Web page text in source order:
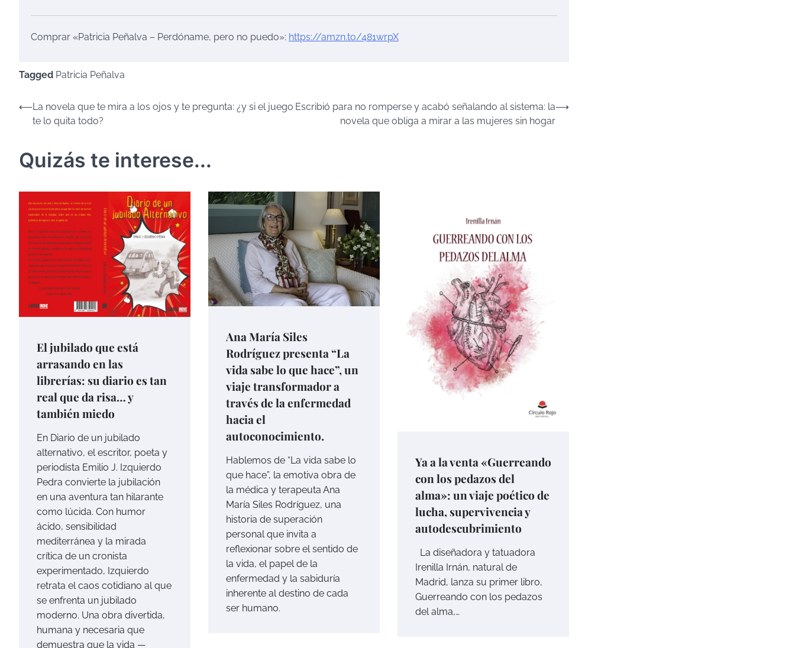
Comprar «Patricia Peñalva – Perdóname, pero no puedo»: https://amzn.to/481wrpX
Tagged Patricia Peñalva
Navegación
⟵La novela que te mira a los ojos y te pregunta: ¿y si el juego
te lo quita todo?
Escribió para no romperse y acabó señalando al sistema: la
novela que obliga a mirar a las mujeres sin hogar
⟶
Quizás te interese...
El jubilado que está
arrasando en las
librerías: su diario es tan
real que da risa… y
también miedo
En Diario de un jubilado
alternativo, el escritor, poeta y
periodista Emilio J. Izquierdo
Pedra convierte la jubilación
en una aventura tan hilarante
como lúcida. Con humor
ácido, sensibilidad
mediterránea y la mirada
crítica de un cronista
experimentado, Izquierdo
retrata el caos cotidiano al que
se enfrenta un jubilado
moderno. Una obra divertida,
humana y necesaria que
demuestra que la vida —
Ana María Siles
Rodríguez presenta “La
vida sabe lo que hace”, un
viaje transformador a
través de la enfermedad
hacia el
autoconocimiento.
Hablemos de “La vida sabe lo
que hace”, la emotiva obra de
la médica y terapeuta Ana
María Siles Rodríguez, una
historia de superación
personal que invita a
reflexionar sobre el sentido de
la vida, el papel de la
enfermedad y la sabiduría
inherente al destino de cada
ser humano.
Ya a la venta «Guerreando
con los pedazos del
alma»: un viaje poético de
lucha, supervivencia y
autodescubrimiento
La diseñadora y tatuadora
Irenilla Irnán, natural de
Madrid, lanza su primer libro,
Guerreando con los pedazos
del alma,…